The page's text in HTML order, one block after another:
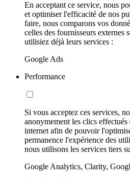
En acceptant ce service, nous
et optimiser l'efficacité de nos
faire, nous comparons vos
celles des fournisseurs externes
utilisiez déjà leurs services :
Google Ads
Performance
Si vous acceptez ces services,
anonymement les clics
internet afin de pouvoir
permanence l'expérience des
nous utilisons les services tiers
Google Analytics, Clarity,